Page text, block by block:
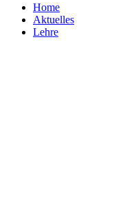
Home
Aktuelles
Lehre